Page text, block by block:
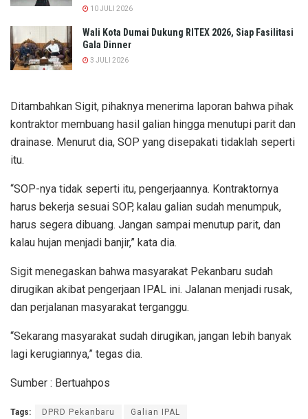
10 JULI 2026
Wali Kota Dumai Dukung RITEX 2026, Siap Fasilitasi
Gala Dinner
3 JULI 2026
Ditambahkan Sigit, pihaknya menerima laporan bahwa pihak
kontraktor membuang hasil galian hingga menutupi parit dan
drainase. Menurut dia, SOP yang disepakati tidaklah seperti
itu.
“SOP-nya tidak seperti itu, pengerjaannya. Kontraktornya
harus bekerja sesuai SOP, kalau galian sudah menumpuk,
harus segera dibuang. Jangan sampai menutup parit, dan
kalau hujan menjadi banjir,” kata dia.
Sigit menegaskan bahwa masyarakat Pekanbaru sudah
dirugikan akibat pengerjaan IPAL ini. Jalanan menjadi rusak,
dan perjalanan masyarakat terganggu.
“Sekarang masyarakat sudah dirugikan, jangan lebih banyak
lagi kerugiannya,” tegas dia.
Sumber : Bertuahpos
Tags: DPRD Pekanbaru Galian IPAL